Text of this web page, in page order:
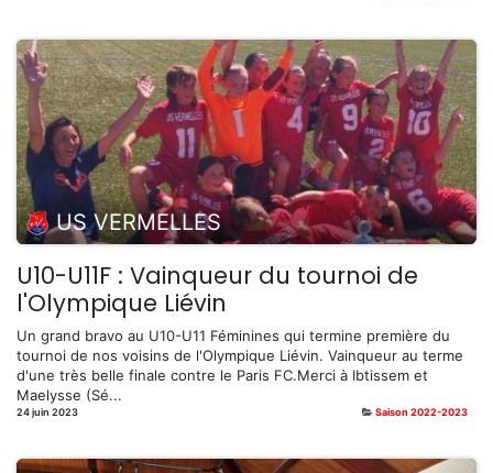
US VERMELLES
U10-U11F : Vainqueur du tournoi de
l'Olympique Liévin
Un grand bravo au U10-U11 Féminines qui termine première du
tournoi de nos voisins de l'Olympique Liévin. Vainqueur au terme
d'une très belle finale contre le Paris FC.Merci à Ibtissem et
Maelysse (Sé...
24 juin 2023 Saison 2022-2023